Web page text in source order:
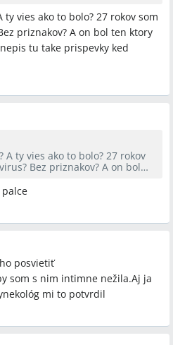
su vyrastky väcsie. Nema to
lubi kysle.
ty vies ako to bolo? 27 rokov som
priznakov? A on bol ten ktory
tu take prispevky ked
A ty vies ako to bolo? 27 rokov
Bez priznakov? A on bol
pravda
posvietiť
som s nim intimne nežila.Aj ja
mi to potvrdil